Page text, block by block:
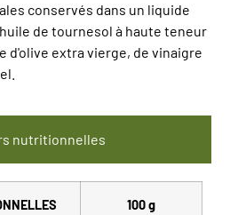
conservés dans un liquide
de tournesol à haute teneur
d'olive extra vierge, de vinaigre
nutritionnelles
100 g